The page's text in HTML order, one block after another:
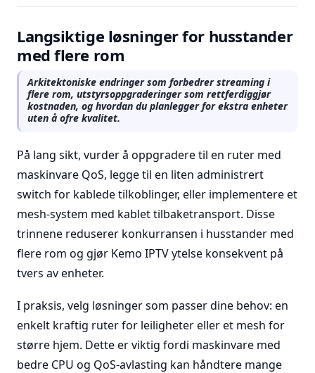
Langsiktige løsninger for husstander
med flere rom
Arkitektoniske endringer som forbedrer streaming i
flere rom, utstyrsoppgraderinger som rettferdiggjør
kostnaden, og hvordan du planlegger for ekstra enheter
uten å ofre kvalitet.
På lang sikt, vurder å oppgradere til en ruter med
maskinvare QoS, legge til en liten administrert
switch for kablede tilkoblinger, eller implementere et
mesh-system med kablet tilbaketransport. Disse
trinnene reduserer konkurransen i husstander med
flere rom og gjør Kemo IPTV ytelse konsekvent på
tvers av enheter.
I praksis, velg løsninger som passer dine behov: en
enkelt kraftig ruter for leiligheter eller et mesh for
større hjem. Dette er viktig fordi maskinvare med
bedre CPU og QoS-avlasting kan håndtere mange